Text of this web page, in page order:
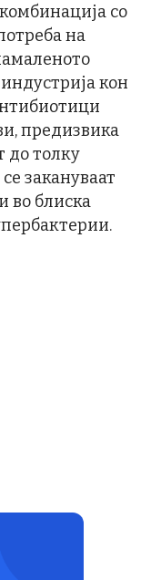
со
на
кон
предизвика
до толку
закануваат
во блиска